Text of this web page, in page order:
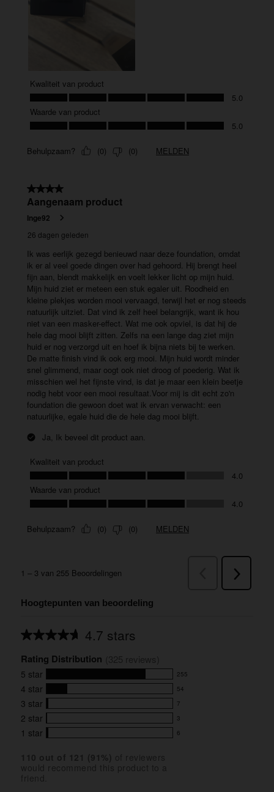
Hoogtepunten van beoordeling
4.7 stars
Average
for
this
product:
4.7
out
of
5
stars
Rating Distribution
5 star 255
255
reviews
with
5
star
rating.
4 star 54
54
reviews
with
4
3 star 7
7
reviews
with
2 star 3
3
reviews
1 star 6
6